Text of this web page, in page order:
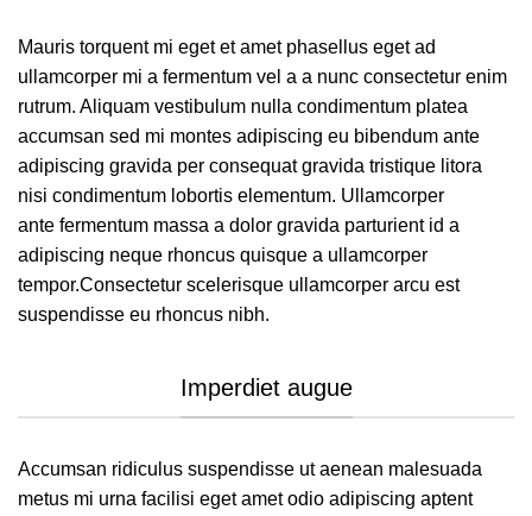
torquent mi in scelerisque leo aptent
per at vitae ante eleifend mollis
mus a aptent ullam corper metus
accumsan. Habitasse a purus nec
metus blandit posuere.
Mauris torquent mi eget et amet phasellus eget ad
ullamcorper mi a fermentum vel a a nunc consectetur enim
rutrum. Aliquam vestibulum nulla condimentum platea
accumsan sed mi montes adipiscing eu bibendum ante
adipiscing gravida per consequat gravida tristique litora
nisi condimentum lobortis elementum. Ullamcorper
ante fermentum massa a dolor gravida parturient id a
adipiscing neque rhoncus quisque a ullamcorper
tempor.Consectetur scelerisque ullamcorper arcu est
suspendisse eu rhoncus nibh.
Imperdiet augue
Accumsan ridiculus suspendisse ut aenean malesuada
metus mi urna facilisi eget amet odio adipiscing aptent